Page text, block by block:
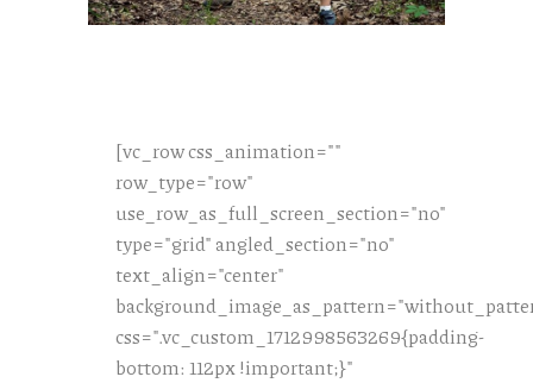
[vc_row css_animation=""
row_type="row"
use_row_as_full_screen_section="no"
type="grid" angled_section="no"
text_align="center"
css=".vc_custom_1712998563269{padding-
bottom: 112px !important;}"